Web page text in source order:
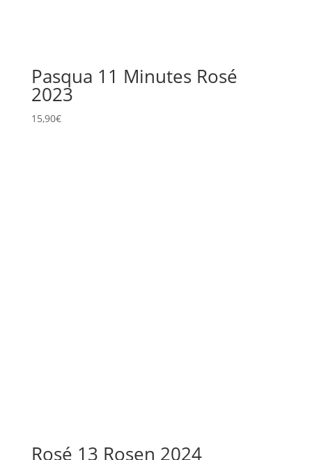
Pasqua 11 Minutes Rosé
2023
15,90€
Rosé 13 Rosen 2024